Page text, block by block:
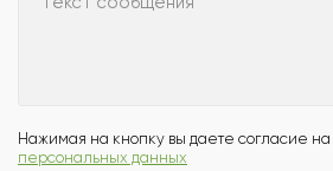
Нажимая на кнопку вы даете согласие на
персональных данных